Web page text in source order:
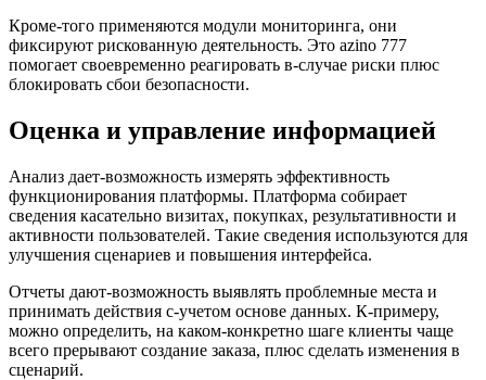
Кроме-того применяются модули мониторинга, они
фиксируют рискованную деятельность. Это azino 777
помогает своевременно реагировать в-случае риски плюс
блокировать сбои безопасности.
Оценка и управление информацией
Анализ дает-возможность измерять эффективность
функционирования платформы. Платформа собирает
сведения касательно визитах, покупках, результативности и
активности пользователей. Такие сведения используются для
улучшения сценариев и повышения интерфейса.
Отчеты дают-возможность выявлять проблемные места и
принимать действия с-учетом основе данных. К-примеру,
можно определить, на каком-конкретно шаге клиенты чаще
всего прерывают создание заказа, плюс сделать изменения в
сценарий.